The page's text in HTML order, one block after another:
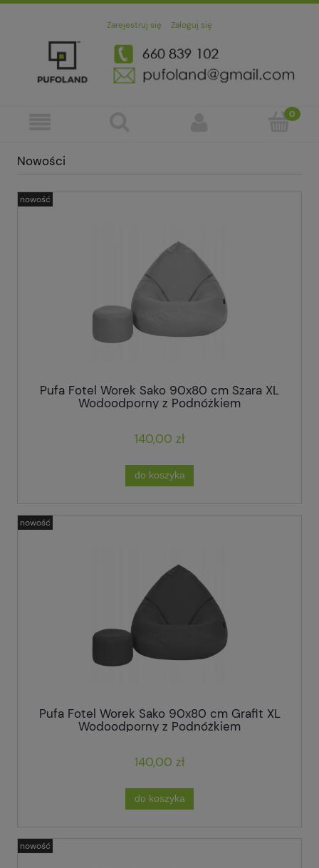
Zarejestruj się Zaloguj się
Nowości
Pufa Fotel Worek Sako 90x80 cm Szara XL
Wodoodporny z Podnóżkiem
140,00 zł
do koszyka
nowość
Pufa Fotel Worek Sako 90x80 cm Grafit XL
Wodoodporny z Podnóżkiem
140,00 zł
do koszyka
nowość
nowość